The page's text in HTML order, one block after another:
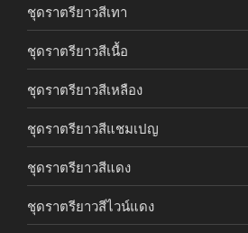
ชุดราตรียาวสีเทา
ชุดราตรียาวสีเนื้อ
ชุดราตรียาวสีเหลือง
ชุดราตรียาวสีแชมเปญ
ชุดราตรียาวสีแดง
ชุดราตรียาวสีไวน์แดง